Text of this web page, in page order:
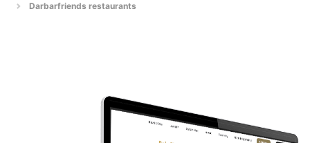
Darbarfriends restaurants